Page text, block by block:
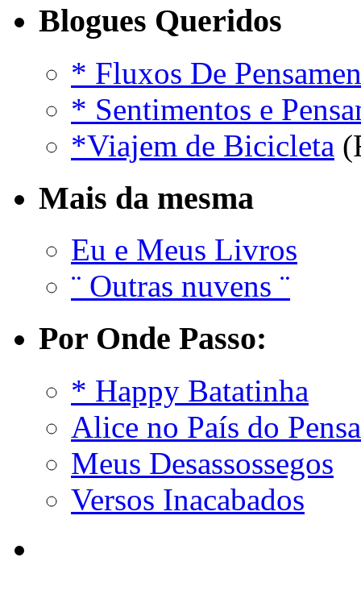
Blogues Queridos
* Fluxos De
* Sentimentos e
*Viajem de Bicicleta
Mais da mesma
Eu e Meus Livros
¨ Outras nuvens ¨
Por Onde Passo:
* Happy Batatinha
Alice no País do
Meus Desassossegos
Versos Inacabados